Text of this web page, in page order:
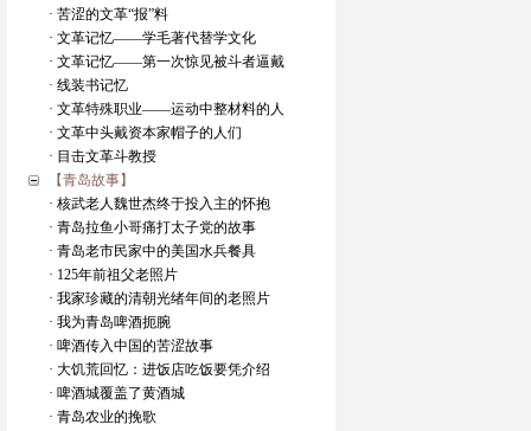
· 苦涩的文革“报”料
· 文革记忆——学毛著代替学文化
· 文革记忆——第一次惊见被斗者逼戴
· 线装书记忆
· 文革特殊职业——运动中整材料的人
· 文革中头戴资本家帽子的人们
· 目击文革斗教授
【青岛故事】
· 核武老人魏世杰终于投入主的怀抱
· 青岛拉鱼小哥痛打太子党的故事
· 青岛老市民家中的美国水兵餐具
· 125年前祖父老照片
· 我家珍藏的清朝光绪年间的老照片
· 我为青岛啤酒扼腕
· 啤酒传入中国的苦涩故事
· 大饥荒回忆：进饭店吃饭要凭介绍
· 啤酒城覆盖了黄酒城
· 青岛农业的挽歌